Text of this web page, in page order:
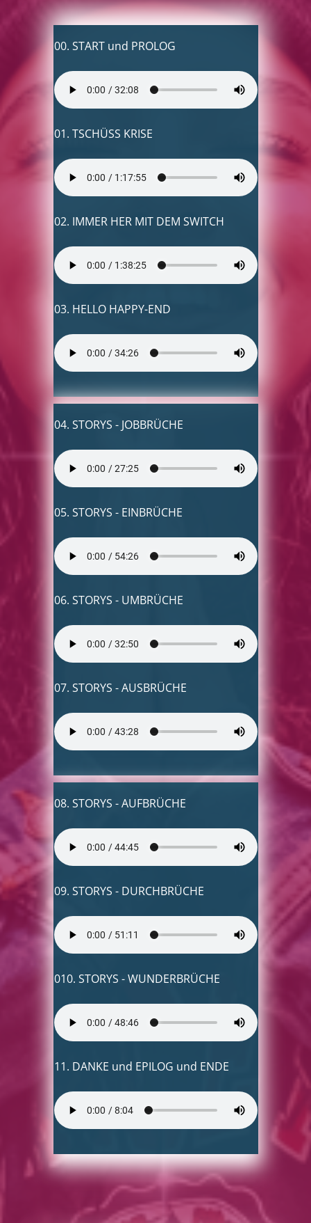
00. START und PROLOG
01. TSCHÜSS KRISE
02. IMMER HER MIT DEM SWITCH
03. HELLO HAPPY-END
04. STORYS - JOBBRÜCHE
05. STORYS - EINBRÜCHE
06. STORYS - UMBRÜCHE
07. STORYS - AUSBRÜCHE
08. STORYS - AUFBRÜCHE
09. STORYS - DURCHBRÜCHE
010. STORYS - WUNDERBRÜCHE
11. DANKE und EPILOG und ENDE